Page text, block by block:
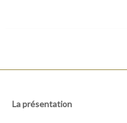
La présentation